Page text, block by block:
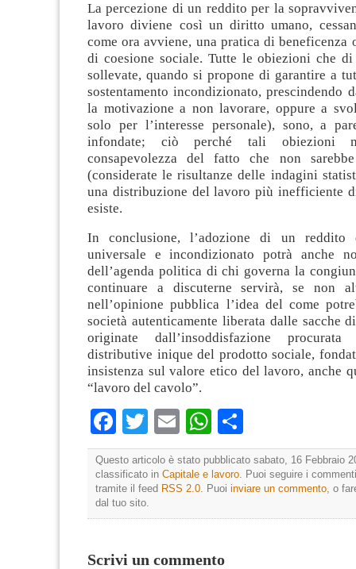
La percezione di un reddito per la
lavoro diviene così un diritto umano,
come ora avviene, una pratica di beneficenza
di coesione sociale. Tutte le obiezioni che
sollevate, quando si propone di garantire a
sostentamento incondizionato, prescindendo
la motivazione a non lavorare, oppure a
solo per l’interesse personale), sono, a
infondate; ciò perché tali obiezioni
consapevolezza del fatto che non
(considerate le risultanze delle indagini
una distribuzione del lavoro più inefficiente
esiste.
In conclusione, l’adozione di un reddito
universale e incondizionato potrà anche
dell’agenda politica di chi governa la
continuare a discuterne servirà, se non
nell’opinione pubblica l’idea del come
società autenticamente liberata dalle sacche
originate dall’insoddisfazione
distributive inique del prodotto sociale,
insistenza sul valore etico del lavoro, anche
“lavoro del cavolo”.
Facebook
TwitterEmailWhatsApp
Questo articolo è stato pubblicato sabato, 16 Febbraio
classificato in Capitale e lavoro . Puoi seguire i
tramite il feed RSS 2.0 . Puoi inviare un commento , o
dal tuo sito.
Scrivi un commento